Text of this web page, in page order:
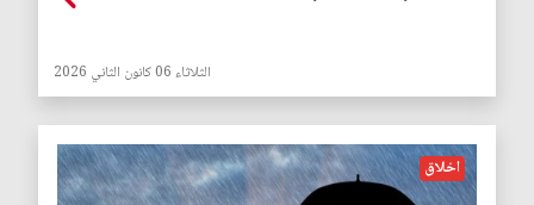
الثلاثاء 06 كانون الثاني 2026
اخلاق